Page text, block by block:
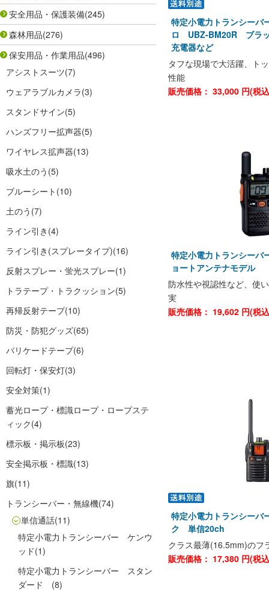
安全用品・保護装備(245)
森林用品(276)
保安用品・作業用品(496)
アシストスーツ(7)
ウェアラブルカメラ(3)
スタンドサイン(5)
ハンズフリー拡声器(5)
ワイヤレス拡声器(13)
吸水土のう (5)
ブルーシート (10)
土のう (7)
ライン引き (4)
ライン引き(スプレータイプ)(16)
反射スプレー・蛍光スプレー(1)
トラテープ・トラクッション(5)
再帰反射テープ(10)
防災・防犯グッズ(65)
バリケードテープ(6)
回転灯・保安灯(3)
安全対策(1)
蓄光ロープ・標識ロープ・ロープステ
ィック(4)
標示板・掲示板(23)
安全掲示板・標識(13)
旗(11)
トランシーバー・無線機(74)
単信通話(11)
特定小電力トランシーバー ケンウ
ッド(1)
特定小電力トランシーバー スタン
ダード (8)
特定小電力トランシー
ロ UBZ-BM20R ブラ
充電器など
タフな現場で大活躍、ト
性能
販売価格： 33,000 円(税
特定小電力トランシー
ョートアンテナモデル
防水性や視認性など、使
実
販売価格： 19,602 円(税
特定小電力トランシー
ク 単信20ch
クラス最薄(16.5mm)のフ
販売価格： 17,380 円(税